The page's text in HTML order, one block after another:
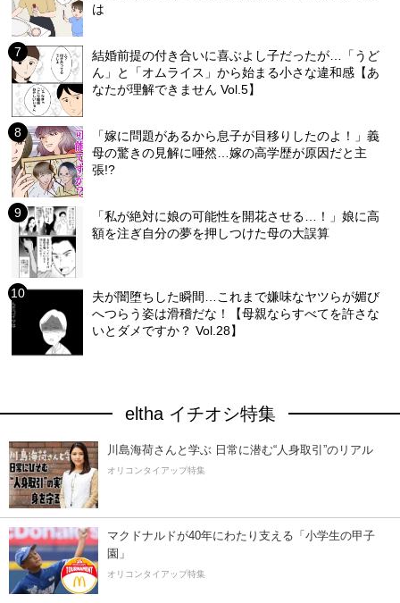
は
結婚前提の付き合いに喜ぶよし子だったが…「うど
ん」と「オムライス」から始まる小さな違和感【あ
なたが理解できません Vol.5】
「嫁に問題があるから息子が目移りしたのよ！」義
母の驚きの見解に唖然…嫁の高学歴が原因だと主
張!?
「私が絶対に娘の可能性を開花させる…！」娘に高
額を注ぎ自分の夢を押しつけた母の大誤算
夫が闇堕ちした瞬間…これまで嫌味なヤツらが媚び
へつらう姿は滑稽だな！【母親ならすべてを許さな
いとダメですか？ Vol.28】
eltha イチオシ特集
川島海荷さんと学ぶ 日常に潜む“人身取引”のリアル
オリコンタイアップ特集
マクドナルドが40年にわたり支える「小学生の甲子
園」
オリコンタイアップ特集